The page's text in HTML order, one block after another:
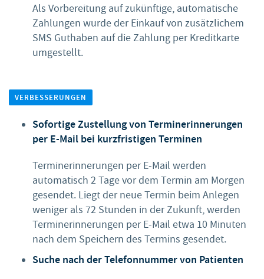
Als Vorbereitung auf zukünftige, automatische
Zahlungen wurde der Einkauf von zusätzlichem
SMS Guthaben auf die Zahlung per Kreditkarte
umgestellt.
VERBESSERUNGEN
Sofortige Zustellung von Terminerinnerungen
per E-Mail bei kurzfristigen Terminen
Terminerinnerungen per E-Mail werden
automatisch 2 Tage vor dem Termin am Morgen
gesendet. Liegt der neue Termin beim Anlegen
weniger als 72 Stunden in der Zukunft, werden
Terminerinnerungen per E-Mail etwa 10 Minuten
nach dem Speichern des Termins gesendet.
Suche nach der Telefonnummer von Patienten